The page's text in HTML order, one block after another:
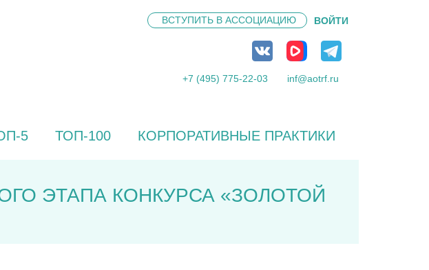
ВСТУПИТЬ В АССОЦИАЦИЮ ВОЙТИ
+7 (495) 775-22-03 inf@aotrf.ru
5 ТОП-100 КОРПОРАТИВНЫЕ ПРАКТИКИ
ЭТАПА КОНКУРСА «ЗОЛОТОЙ